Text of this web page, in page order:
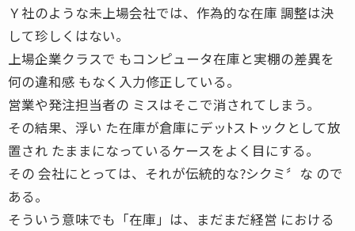
Ｙ社のような未上場会社では、作為的な在庫 調整は決
して珍しくはない。
上場企業クラスで もコンピュータ在庫と実棚の差異を
何の違和感 もなく入力修正している。
営業や発注担当者の ミスはそこで消されてしまう。
その結果、浮い た在庫が倉庫にデッﾄストックとして放
置され たままになっているケースをよく目にする。
その 会社にとっては、それが伝統的な?シクミ〞な ので
ある。
そういう意味でも「在庫」は、まだまだ経営 における